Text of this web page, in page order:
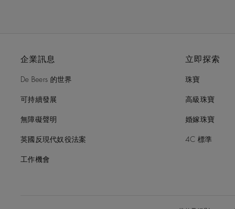
企業訊息
De Beers 的世界
可持續發展
無障礙聲明
英國反現代奴役法案
工作機會
立即探索
珠寶
高級珠寶
婚嫁珠寶
4C 標準